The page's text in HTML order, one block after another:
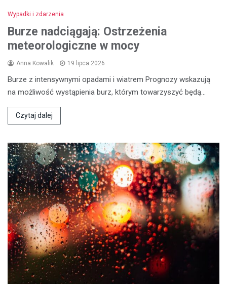
Wypadki i zdarzenia
Burze nadciągają: Ostrzeżenia
meteorologiczne w mocy
Anna Kowalik 19 lipca 2026
Burze z intensywnymi opadami i wiatrem Prognozy wskazują
na możliwość wystąpienia burz, którym towarzyszyć będą…
Czytaj dalej